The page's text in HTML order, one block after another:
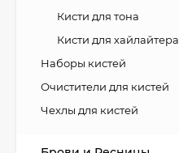
Кисти для тона
Кисти для хайлайтера
Наборы кистей
Очистители для кистей
Чехлы для кистей